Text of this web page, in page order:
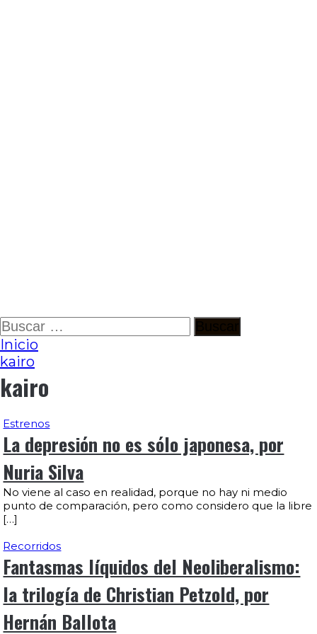
Ir
al
contenido
Buscar:
Inicio
kairo
kairo
Estrenos
La depresión no es sólo japonesa, por
Nuria Silva
No viene al caso en realidad, porque no hay ni medio
punto de comparación, pero como considero que la libre
[…]
Recorridos
Fantasmas líquidos del Neoliberalismo:
la trilogía de Christian Petzold, por
Hernán Ballota